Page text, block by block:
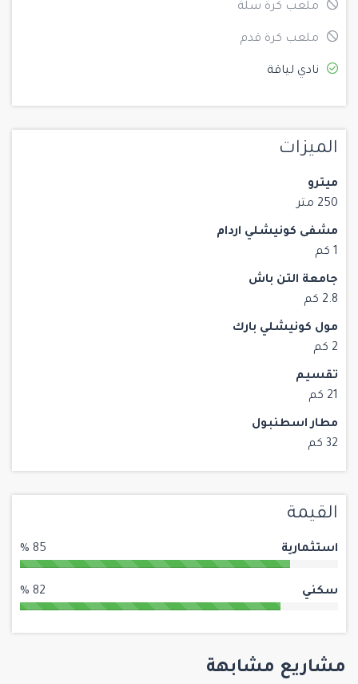
ملعب كرة سلة
ملعب كرة قدم
نادي لياقة
الميزات
ميترو
250 متر
مشفى كونيشلي اردام
1 كم
جامعة التن باش
2.8 كم
مول كونيشلي بارك
2 كم
تقسيم
21 كم
مطار اسطنبول
32 كم
القيمة
استثمارية 85 %
سكني 82 %
مشاريع مشابهة